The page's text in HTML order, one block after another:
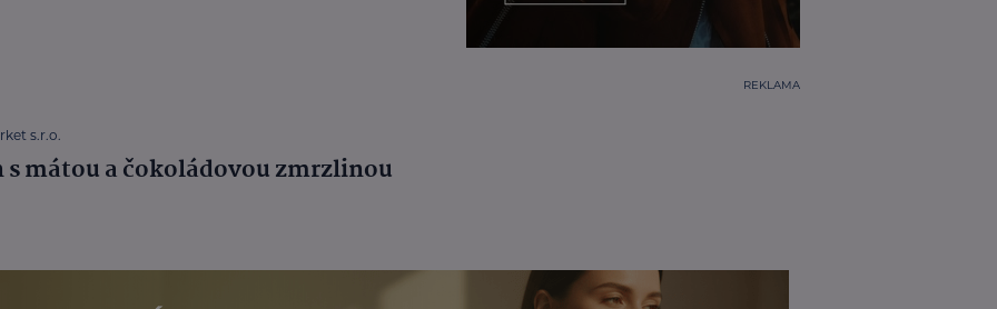
s.r.o.
s mátou a čokoládovou zmrzlinou
REKLAMA